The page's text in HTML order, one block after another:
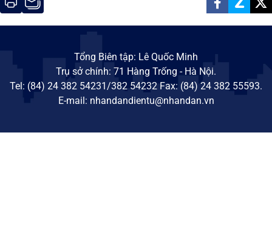
Tổng Biên tập: Lê Quốc Minh
Trụ sở chính: 71 Hàng Trống - Hà Nội.
Tel: (84) 24 382 54231/382 54232 Fax: (84) 24 382 55593.
E-mail: nhandandientu@nhandan.vn